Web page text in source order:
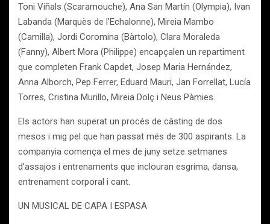
Toni Viñals (Scaramouche), Ana San Martín (Olympia), Ivan
Labanda (Marquès de l’Echalonne), Mireia Mambo
(Camilla), Jordi Coromina (Bàrtolo), Clara Moraleda
(Fanny), Albert Mora (Philippe) encapçalen un repartiment
que completen Frank Capdet, Josep Maria Hernández,
Anna Alborch, Pep Ferrer, Eduard Mauri, Jan Forrellat, Lucía
Torres, Cristina Murillo, Mireia Dolç i Neus Pàmies.
Els actors han superat un procés de càsting de dos
mesos i mig pel que han passat més de 300 aspirants. La
companyia comença el mes de juny setze setmanes
d’assajos i entrenaments que inclouran esgrima, dansa,
entrenament corporal i cant.
UN MUSICAL DE CAPA I ESPASA